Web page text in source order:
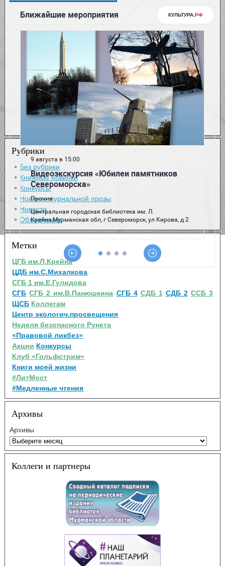
Рубрики
Без рубрики
Книжные новинки
Конкурсы
Новинки журнальной прозы
Новости
Объявления
Метки
ЦГБ им.Л.Крейна
ЦДБ им.С.Михалкова
СГБ 1 им.Е.Гулидова
СГБ СГБ 2 им.В.Панюшкина СГБ 4 СДБ 1 СДБ 2 ССБ 3
ЩСБ Коллегам
Центр экологич.просвещения
Неделя безопасного Рунета
«Правовой ликбез»
Акции Конкурсы
Клуб «Гольфстрим»
Книги моей жизни
#ЛитМост
#Медленные чтения
Архивы
Архивы
Коллеги и партнеры